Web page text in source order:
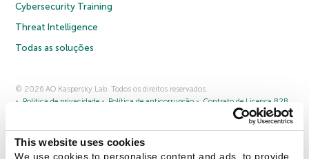
This website uses cookies
We use cookies to personalise content and ads, to provide
Cybersecurity Training
Threat Intelligence
Todas as soluções
© 2026 AO Kaspersky Lab. Todos os direitos reservados.
Política de privacidade
Política de anticorrupção
Contrato de Licença B2B
Cookies
Fale conosco Sobre a Kaspersky Parceiros